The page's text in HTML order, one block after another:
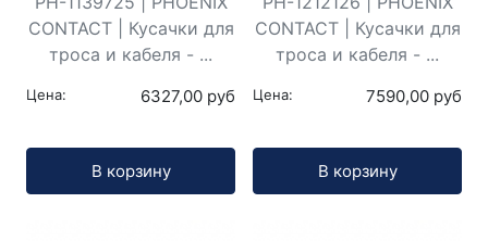
CONTACT | Кусачки для
троса и кабеля - ...
Цена: 6327,00 руб
В корзину
CONTACT | Кусачки для
троса и кабеля - ...
Цена: 7590,00 руб
В корзину